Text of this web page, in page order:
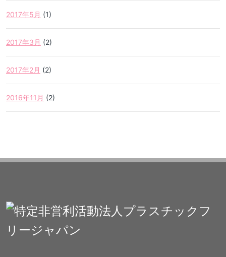
2017年5月 (1)
2017年3月 (2)
2017年2月 (2)
2016年11月 (2)